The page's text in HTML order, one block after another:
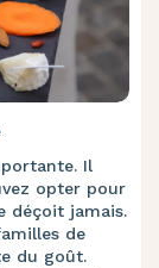
Il
opter pour
déçoit jamais.
de
du goût.